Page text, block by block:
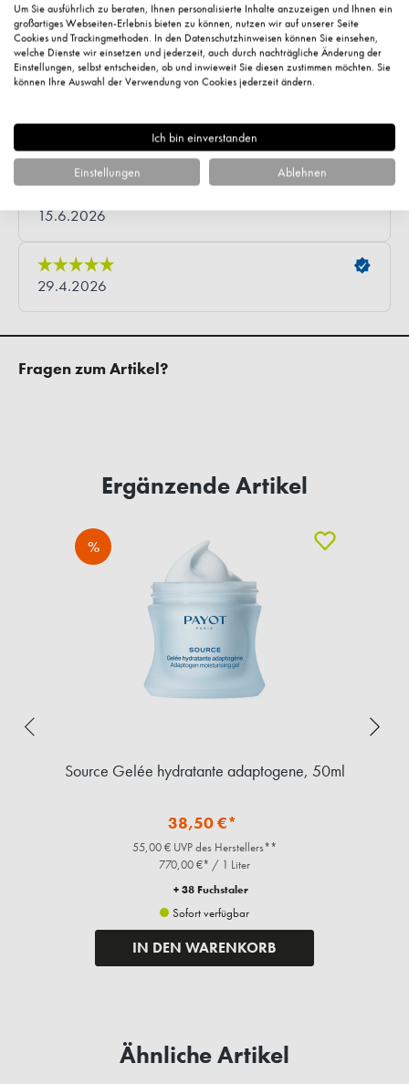
Fragen zum Artikel?
Ergänzende Artikel
%
Source Gelée hydratante adaptogene, 50ml
38,50 €*
55,00 € UVP des Herstellers**
770,00 €* / 1 Liter
+ 38 Fuchstaler
Sofort verfügbar
IN DEN WARENKORB
Ähnliche Artikel
Um Sie ausführlich zu beraten, Ihnen personalisierte Inhalte anzuzeigen und Ihnen ein
großartiges Webseiten-Erlebnis bieten zu können, nutzen wir auf unserer Seite
Cookies und Trackingmethoden. In den Datenschutzhinweisen können Sie einsehen,
welche Dienste wir einsetzen und jederzeit, auch durch nachträgliche Änderung der
Einstellungen, selbst entscheiden, ob und inwieweit Sie diesen zustimmen möchten. Sie
können Ihre Auswahl der Verwendung von Cookies jederzeit ändern.
Ich bin einverstanden
Einstellungen Ablehnen